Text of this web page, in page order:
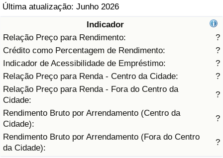
Última atualização: Junho 2026
Indicador
Relação Preço para Rendimento:
?
Crédito como Percentagem de Rendimento:
?
Indicador de Acessibilidade de Empréstimo:
?
Relação Preço para Renda - Centro da Cidade:
?
Relação Preço para Renda - Fora do Centro da
Cidade:
?
Rendimento Bruto por Arrendamento (Centro da
Cidade):
?
Rendimento Bruto por Arrendamento (Fora do Centro
da Cidade):
?
Indicador de Saúde
Indicador de Saúde por País
Poluição
Indicador de Poluição (Atual)
Índice de poluição
Indicador de Poluição por País